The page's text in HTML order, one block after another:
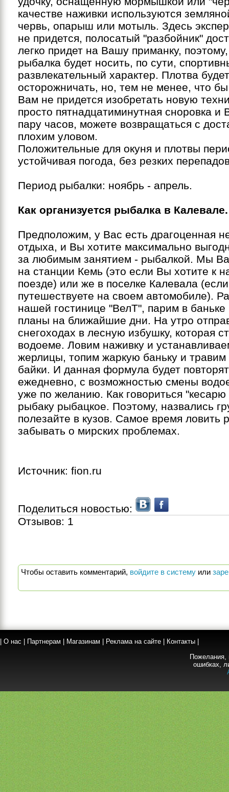
качестве наживки используются
червь, опарыш или мотыль. Здесь
не придется, полосатый "разбойник"
легко придет на Вашу приманку,
рыбалка будет носить, по сути,
развлекательный характер. Плотва будет
осторожничать, но, тем не менее, что
Вам не придется изобретать новую
просто пятнадцатиминутная сноровка и
пару часов, можете возвращаться с
плохим уловом.
Положительные для окуня и плотвы
устойчивая погода, без резких
Период рыбалки: ноябрь - апрель.
Как организуется рыбалка в Калевале.
Предположим, у Вас есть драгоценная
отдыха, и Вы хотите максимально
за любимым занятием - рыбалкой. Мы
на станции Кемь (это если Вы хотите к
поезде) или же в поселке Калевала
путешествуете на своем автомобиле).
нашей гостинице "ВелТ", парим в
планы на ближайшие дни. На утро
снегоходах в лесную избушку, которая
водоеме. Ловим наживку и
жерлицы, топим жаркую баньку и
байки. И данная формула будет
ежедневно, с возможностью смены
уже по желанию. Как говориться "кесарю
рыбаку рыбацкое. Поэтому, назвались
полезайте в кузов. Самое время ловить
забывать о мирских проблемах.
Источник: fion.ru
Поделиться новостью:
Отзывов: 1
Чтобы оставить комментарий, войдите в систему или
О нас Партнерам Магазинам Реклама на сайте Контакты
Пожелания,
ошибках,